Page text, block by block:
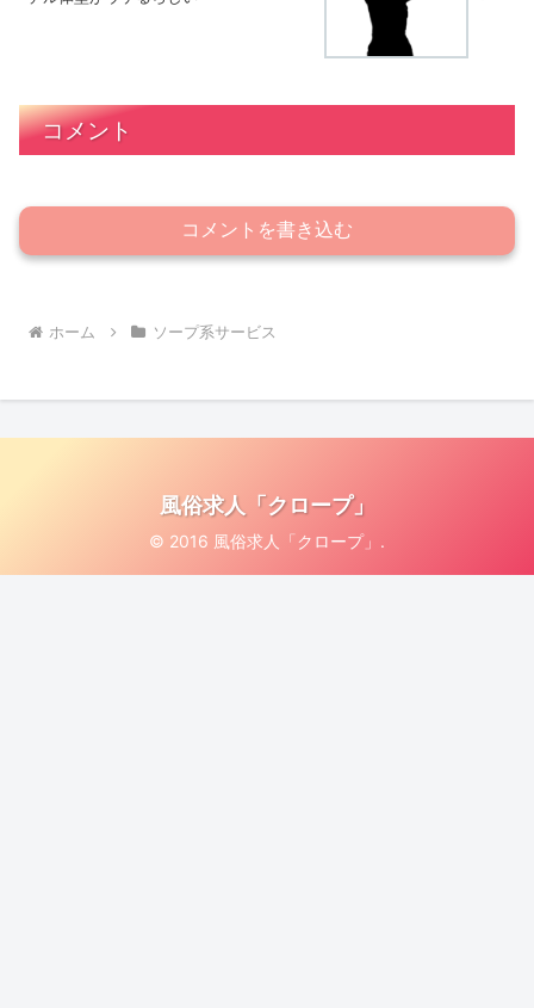
コメント
コメントを書き込む
ホーム ソープ系サービス
風俗求人「クロープ」
© 2016 風俗求人「クロープ」.